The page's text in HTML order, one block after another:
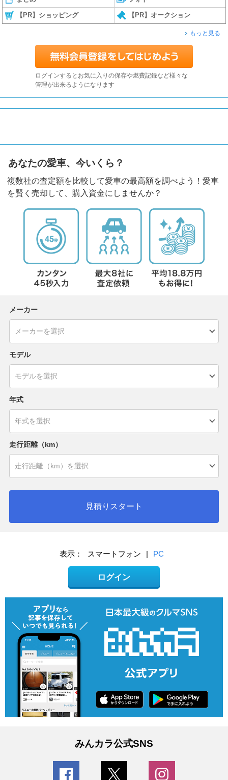
【PR】ショッピング 【PR】オークション
もっと見る
ログインするとお気に入りの保存や燃費記録など様々な
管理が出来るようになります
あなたの愛車、今いくら？
複数社の査定額を比較して愛車の最高額を調べよう！愛車
を賢く売却して、購入資金にしませんか？
メーカー
モデル
年式
走行距離（km）
見積りスタート
表示： スマートフォン | PC
ログイン
みんカラ公式SNS